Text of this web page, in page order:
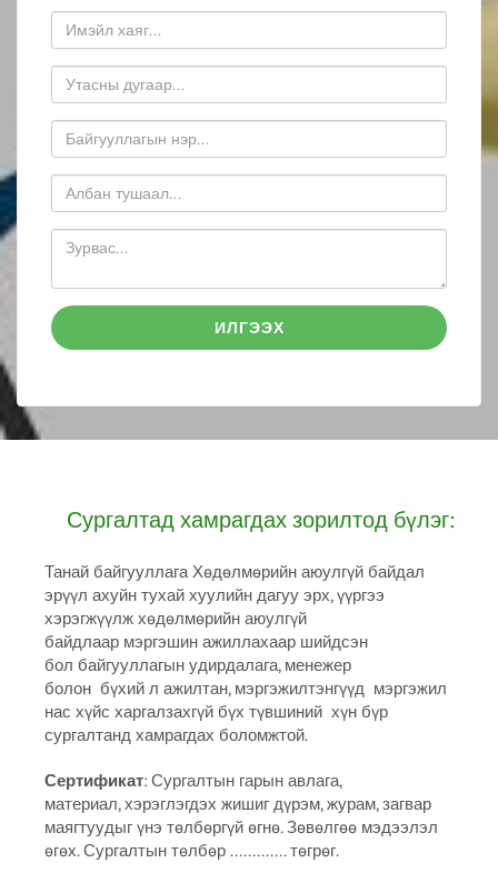
ИЛГЭЭХ
Сургалтад хамрагдах зорилтод бүлэг:
Танай байгууллага Хөдөлмөрийн аюулгүй байдал
эрүүл ахуйн тухай хуулийн дагуу эрх, үүргээ
хэрэгжүүлж хөдөлмөрийн аюулгүй
байдлаар мэргэшин ажиллахаар шийдсэн
бол байгууллагын удирдалага, менежер
болон бүхий л ажилтан, мэргэжилтэнгүүд мэргэжил
нас хүйс харгалзахгүй бүх түвшиний хүн бүр
сургалтанд хамрагдах боломжтой.
Сертификат: Сургалтын гарын авлага,
материал, хэрэглэгдэх жишиг дүрэм, журам, загвар
маягтуудыг үнэ төлбөргүй өгнө. Зөвөлгөө мэдээлэл
өгөх. Сургалтын төлбөр ............. төгрөг.